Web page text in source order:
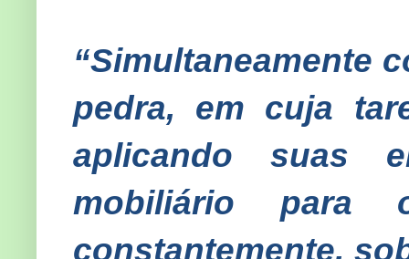
“Simultaneamente
pedra, em cuja
aplicando suas
mobiliário para
constantemente,